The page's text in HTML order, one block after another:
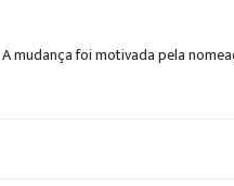
mudança foi motivada pela